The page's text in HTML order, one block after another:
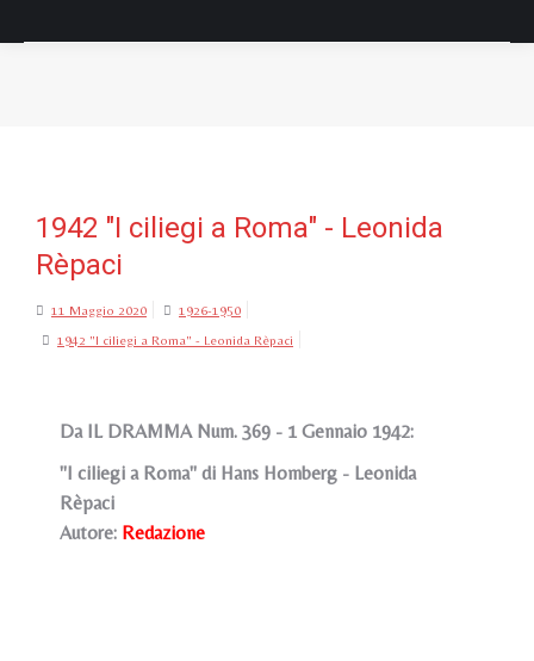
1942 "I ciliegi a Roma" - Leonida
Rèpaci
11 Maggio 2020 1926-1950
1942 "I ciliegi a Roma" - Leonida Rèpaci
Da IL DRAMMA Num. 369 - 1 Gennaio 1942:
"I ciliegi a Roma" di Hans Homberg - Leonida
Rèpaci
Autore: Redazione